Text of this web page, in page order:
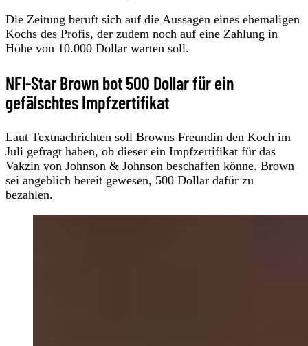
Die Zeitung beruft sich auf die Aussagen eines ehemaligen
Kochs des Profis, der zudem noch auf eine Zahlung in
Höhe von 10.000 Dollar warten soll.
NFl-Star Brown bot 500 Dollar für ein
gefälschtes Impfzertifikat
Laut Textnachrichten soll Browns Freundin den Koch im
Juli gefragt haben, ob dieser ein Impfzertifikat für das
Vakzin von Johnson & Johnson beschaffen könne. Brown
sei angeblich bereit gewesen, 500 Dollar dafür zu
bezahlen.